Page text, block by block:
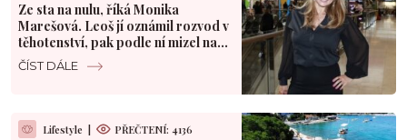
Ze sta na nulu, říká Monika
Marešová. Leoš jí oznámil rozvod v
těhotenství, pak podle ní mizel na
dny k milence
ČÍST DÁLE
Lifestyle | PŘEČTENÍ: 4136